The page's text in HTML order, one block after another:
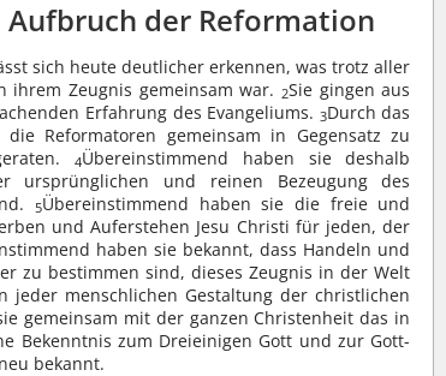
der Reformation
sich heute deutlicher erkennen, was trotz aller
ihrem Zeugnis gemeinsam war. 2Sie gingen aus
Erfahrung des Evangeliums. 3Durch das
Reformatoren gemeinsam in Gegensatz zu
4Übereinstimmend haben sie deshalb
und reinen Bezeugung des
5Übereinstimmend haben sie die freie und
und Auferstehen Jesu Christi für jeden, der
haben sie bekannt, dass Handeln und
zu bestimmen sind, dieses Zeugnis in der Welt
jeder menschlichen Gestaltung der christlichen
gemeinsam mit der ganzen Christenheit das in
Bekenntnis zum Dreieinigen Gott und zur Gott-
bekannt.